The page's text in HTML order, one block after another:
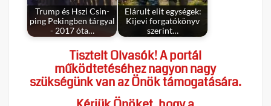
Trump és Hszi Csin-
ping Pekingben tárgyal
- 2017 óta…
Elárult elit egységek:
Kijevi forgatókönyv
szerint…
Tisztelt Olvasók! A portál
működtetéséhez nagyon nagy
szükségünk van az Önök támogatására.